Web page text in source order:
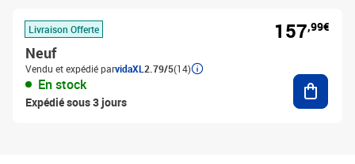
Livraison Offerte
Neuf
Vendu et expédié parvidaXL 2.79/5(14)
En stock
Expédié sous 3 jours
157,99€